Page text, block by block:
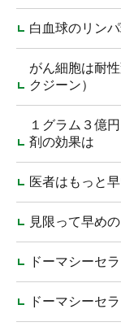
白血球のリン
がん細胞は耐
クジーン）
１グラム３億
剤の効果は
医者はもっと
見限って早め
ドーマシーセ
ドーマシーセ